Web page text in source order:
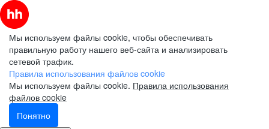
Мы используем файлы cookie, чтобы обеспечивать
правильную работу нашего веб-сайта и анализировать
сетевой трафик.
Правила использования файлов cookie
Мы используем файлы cookie. Правила использования
файлов cookie
Понятно